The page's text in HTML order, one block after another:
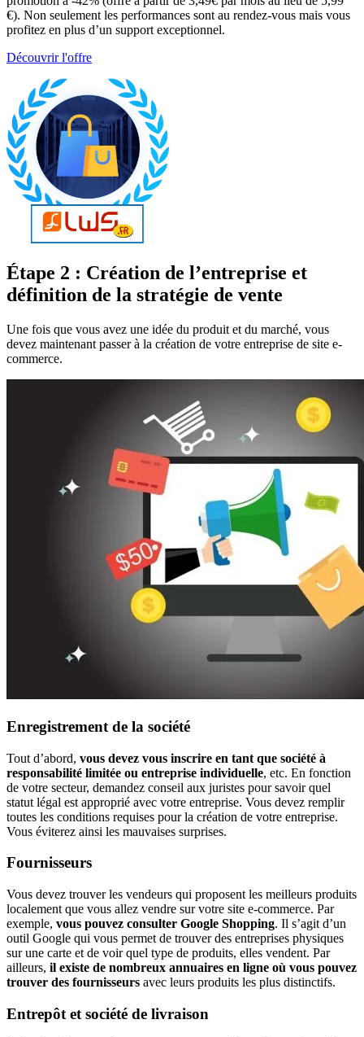
€). Non seulement les performances sont au rendez-vous mais vous
profitez en plus d’un support exceptionnel.
Découvrir l'offre
Étape 2 : Création de l’entreprise et
définition de la stratégie de vente
Une fois que vous avez une idée du produit et du marché, vous
devez maintenant passer à la création de votre entreprise de site e-
commerce.
Enregistrement de la société
Tout d’abord, vous devez vous inscrire en tant que société à
responsabilité limitée ou entreprise individuelle, etc. En fonction
de votre secteur, demandez conseil aux juristes pour savoir quel
statut légal est approprié avec votre entreprise. Vous devez remplir
toutes les conditions requises pour la création de votre entreprise.
Vous éviterez ainsi les mauvaises surprises.
Fournisseurs
Vous devez trouver les vendeurs qui proposent les meilleurs produits
localement que vous allez vendre sur votre site e-commerce. Par
exemple, vous pouvez consulter Google Shopping. Il s’agit d’un
outil Google qui vous permet de trouver des entreprises physiques
sur une carte et de voir quel type de produits, elles vendent. Par
ailleurs, il existe de nombreux annuaires en ligne où vous pouvez
trouver des fournisseurs avec leurs produits les plus distinctifs.
Entrepôt et société de livraison